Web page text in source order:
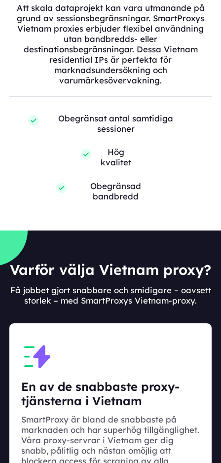
Att skala dataprojekt kan vara utmanande på
grund av sessionsbegränsningar. SmartProxys
Vietnam proxies erbjuder flexibel användning
utan bandbredds- eller
destinationsbegränsningar. Dessa Vietnam
residential IPs är perfekta för
marknadsundersökning och
varumärkesövervakning.
Obegränsat antal samtidiga
sessioner
Hög
kvalitet
Obegränsad
bandbredd
Varför välja Vietnam proxy?
Få jobbet gjort snabbare och smidigare – oavsett
storlek – med SmartProxys Vietnam-proxy.
En av de snabbaste proxy-
tjänsterna i Vietnam
SmartProxy är bland de snabbaste på
marknaden och har superhög tillgänglighet.
Våra proxy-servrar i Vietnam ger dig
snabb, pålitlig och nästan omöjlig att